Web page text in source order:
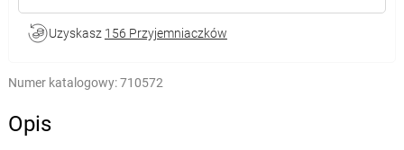
Uzyskasz 156 Przyjemniaczków
Numer katalogowy:710572
Opis